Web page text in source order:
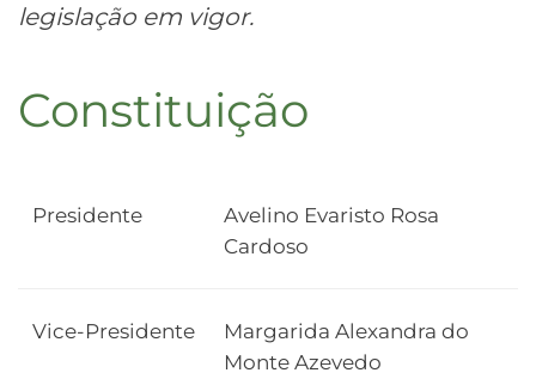
legislação em vigor.
Constituição
Presidente
Avelino Evaristo Rosa
Cardoso
Vice-Presidente
Margarida Alexandra do
Monte Azevedo